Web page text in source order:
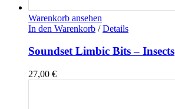
Warenkorb ansehen
In den Warenkorb / Details
Soundset Limbic Bits – Insects
27,00 €